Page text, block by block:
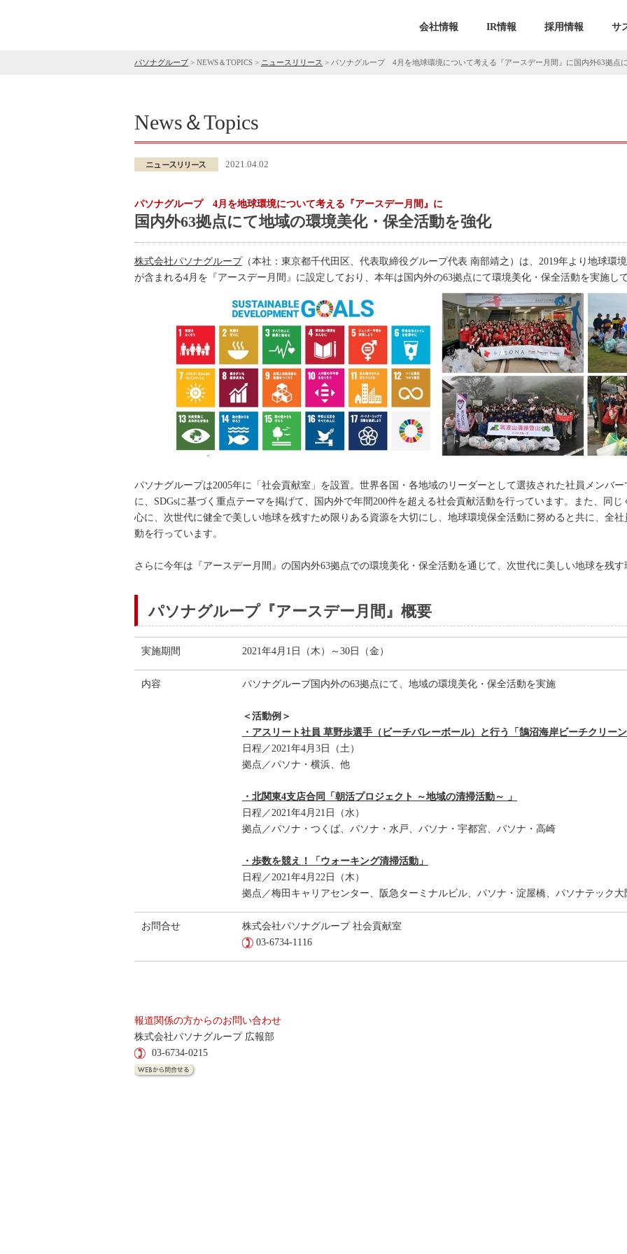
会社情報 IR情報 採用情報 サ
パソナグループ> NEWS＆TOPICS > ニュースリリース > パソナグループ 4月を地球環境について考える『アースデー月間』に国内外63拠点
News＆Topics
2021.04.02
パソナグループ 4月を地球環境について考える『アースデー月間』に
国内外63拠点にて地域の環境美化・保全活動を強化
株式会社パソナグループ （本社：東京都千代田区、代表取締役グループ代表 南部靖之）は、2019年より地球環
が含まれる4月を『アースデー月間』に設定しており、本年は国内外の63拠点にて環境美化・保全活動を実施し
パソナグループは2005年に「社会貢献室」を設置。世界各国・各地域のリーダーとして選抜された社員メンバ
に、SDGsに基づく重点テーマを掲げて、国内外で年間200件を超える社会貢献活動を行っています。また、同
心に、次世代に健全で美しい地球を残すため限りある資源を大切にし、地球環境保全活動に努めると共に、全
動を行っています。
さらに今年は『アースデー月間』の国内外63拠点での環境美化・保全活動を通じて、次世代に美しい地球を残す
パソナグループ『アースデー月間』概要
実施期間 2021年4月1日（木）～30日（金）
内容 パソナグループ国内外の63拠点にて、地域の環境美化・保全活動を実施
＜活動例＞
・アスリート社員 草野歩選手（ビーチバレーボール）と行う「鵠沼海岸ビーチクリーン
日程／2021年4月3日（土）
拠点／パソナ・横浜、他
・北関東4支店合同「朝活プロジェクト ～地域の清掃活動～ 」
日程／2021年4月21日（水）
拠点／パソナ・つくば、パソナ・水戸、パソナ・宇都宮、パソナ・高崎
・歩数を競え！「ウォーキング清掃活動」
日程／2021年4月22日（木）
拠点／梅田キャリアセンター、阪急ターミナルビル、パソナ・淀屋橋、パソナテック大
お問合せ
株式会社パソナグループ 社会貢献室
03-6734-1116
報道関係の方からのお問い合わせ
株式会社パソナグループ 広報部
03-6734-0215